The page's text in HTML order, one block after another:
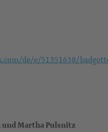
de/e/51351638/
Martha Pulsnitz